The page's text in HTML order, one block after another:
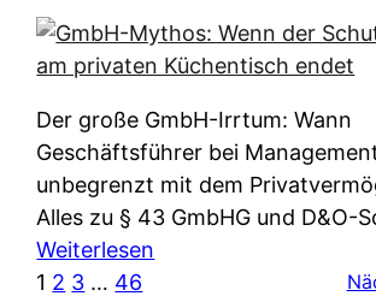
i
c
h
e
t
n
w
l
c
h
e
n
r
k
l
ä
u
Der große GmbH-Irrtum: Wann
Geschäftsführer bei
unbegrenzt mit dem
Alles zu § 43 GmbHG und D&O-
Weiterlesen
1 2 3 … 46